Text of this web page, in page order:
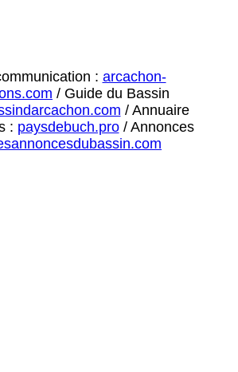
: arcachon-
/ Guide du Bassin
/ Annuaire
: paysdebuch.pro/ Annonces